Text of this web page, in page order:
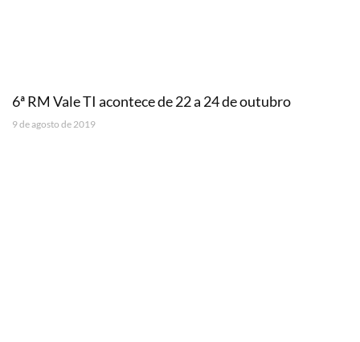
6ª RM Vale TI acontece de 22 a 24 de outubro
9 de agosto de 2019